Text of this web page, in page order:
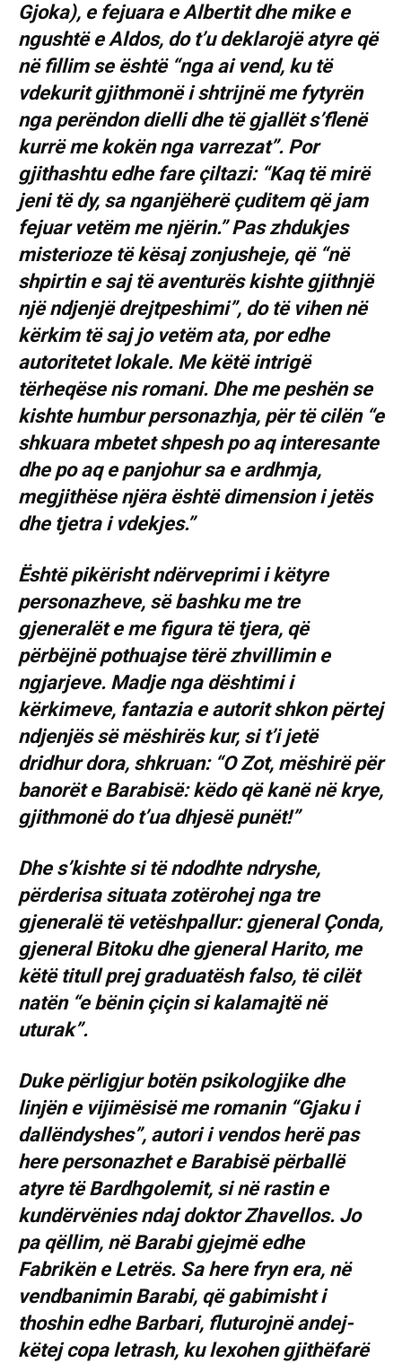
Gjoka), e fejuara e Albertit dhe mike e
ngushtë e Aldos, do t’u deklarojë atyre që
në fillim se është “nga ai vend, ku të
vdekurit gjithmonë i shtrijnë me fytyrën
nga perëndon dielli dhe të gjallët s’flenë
kurrë me kokën nga varrezat”. Por
gjithashtu edhe fare çiltazi: “Kaq të mirë
jeni të dy, sa nganjëherë çuditem që jam
fejuar vetëm me njërin.” Pas zhdukjes
misterioze të kësaj zonjusheje, që “në
shpirtin e saj të aventurës kishte gjithnjë
një ndjenjë drejtpeshimi”, do të vihen në
kërkim të saj jo vetëm ata, por edhe
autoritetet lokale. Me këtë intrigë
tërheqëse nis romani. Dhe me peshën se
kishte humbur personazhja, për të cilën “e
shkuara mbetet shpesh po aq interesante
dhe po aq e panjohur sa e ardhmja,
megjithëse njëra është dimension i jetës
dhe tjetra i vdekjes.”
Është pikërisht ndërveprimi i këtyre
personazheve, së bashku me tre
gjeneralët e me figura të tjera, që
përbëjnë pothuajse tërë zhvillimin e
ngjarjeve. Madje nga dështimi i
kërkimeve, fantazia e autorit shkon përtej
ndjenjës së mëshirës kur, si t’i jetë
dridhur dora, shkruan: “O Zot, mëshirë për
banorët e Barabisë: këdo që kanë në krye,
gjithmonë do t’ua dhjesë punët!”
Dhe s’kishte si të ndodhte ndryshe,
përderisa situata zotërohej nga tre
gjeneralë të vetëshpallur: gjeneral Çonda,
gjeneral Bitoku dhe gjeneral Harito, me
këtë titull prej graduatësh falso, të cilët
natën “e bënin çiçin si kalamajtë në
uturak”.
Duke përligjur botën psikologjike dhe
linjën e vijimësisë me romanin “Gjaku i
dallëndyshes”, autori i vendos herë pas
here personazhet e Barabisë përballë
atyre të Bardhgolemit, si në rastin e
kundërvënies ndaj doktor Zhavellos. Jo
pa qëllim, në Barabi gjejmë edhe
Fabrikën e Letrës. Sa here fryn era, në
vendbanimin Barabi, që gabimisht i
thoshin edhe Barbari, fluturojnë andej-
këtej copa letrash, ku lexohen gjithëfarë